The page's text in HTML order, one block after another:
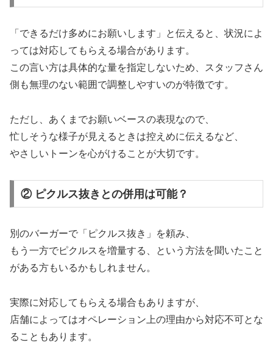
「できるだけ多めにお願いします」と伝えると、状況によ
っては対応してもらえる場合があります。
この言い方は具体的な量を指定しないため、スタッフさん
側も無理のない範囲で調整しやすいのが特徴です。
ただし、あくまでお願いベースの表現なので、
忙しそうな様子が見えるときは控えめに伝えるなど、
やさしいトーンを心がけることが大切です。
② ピクルス抜きとの併用は可能？
別のバーガーで「ピクルス抜き」を頼み、
もう一方でピクルスを増量する、という方法を聞いたこと
がある方もいるかもしれません。
実際に対応してもらえる場合もありますが、
店舗によってはオペレーション上の理由から対応不可とな
ることもあります。